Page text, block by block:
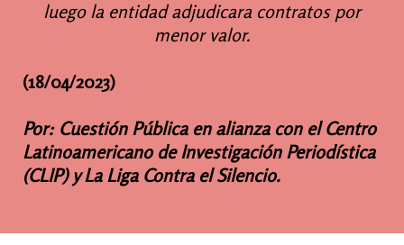
luego la entidad adjudicara contratos por
menor valor.
(18/04/2023)
Por: Cuestión Pública en alianza con el Centro
Latinoamericano de Investigación Periodística
(CLIP) y La Liga Contra el Silencio.